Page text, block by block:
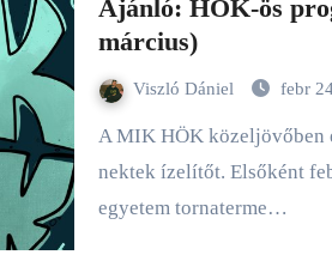
Ajánló: HÖK-ös
március)
Viszló Dániel febr
A MIK HÖK közeljövőben esedékes programjaiból hoztam
nektek ízelítőt. Elsőként
egyetem tornaterme…